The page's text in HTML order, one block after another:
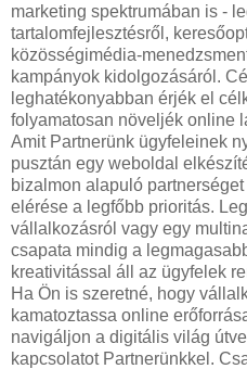
marketing spektrumában is -
tartalomfejlesztésről,
közösségimédia-
kampányok kidolgozásáról.
leghatékonyabban érjék el
folyamatosan növeljék online
Amit Partnerünk ügyfeleinek
pusztán egy weboldal
bizalmon alapuló
elérése a legfőbb prioritás.
vállalkozásról vagy egy
csapata mindig a
kreativitással áll az ügyfelek
Ha Ön is szeretné, hogy
kamatoztassa online
navigáljon a digitális világ
kapcsolatot Partnerünkkel.